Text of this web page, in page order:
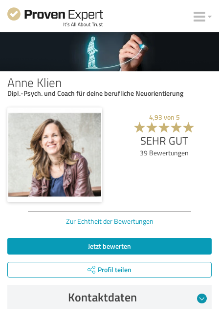
Anne Klien
Dipl.-Psych. und Coach für deine berufliche Neuorientierung
4,93 von 5
SEHR GUT
39 Bewertungen
Zur Echtheit der Bewertungen
Jetzt bewerten
Profil teilen
Kontaktdaten